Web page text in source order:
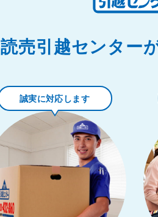
読売引越センター
誠実に対応します